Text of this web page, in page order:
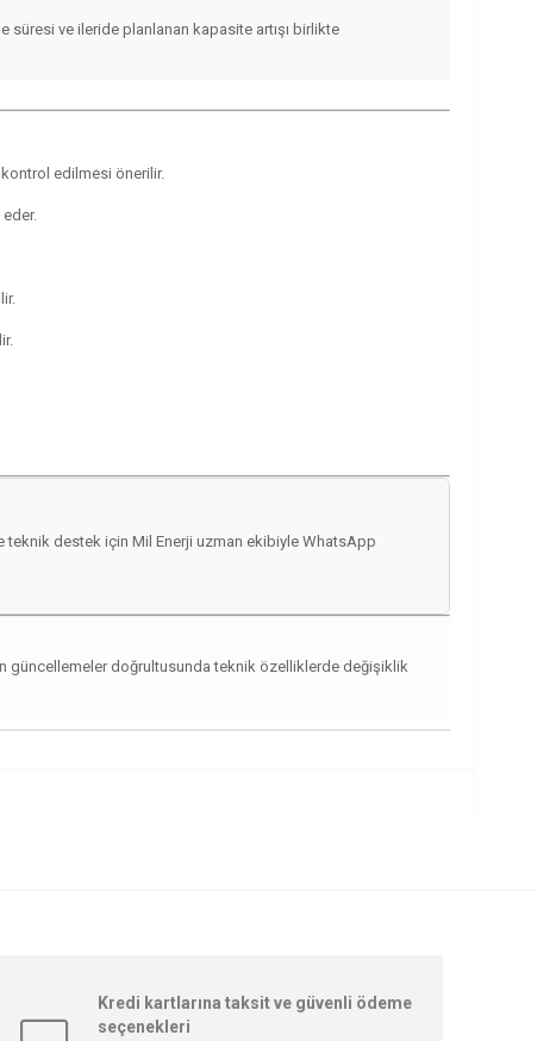
ve ileride planlanan kapasite artışı birlikte
edilmesi önerilir.
eder.
teknik destek için Mil Enerji uzman ekibiyle WhatsApp
güncellemeler doğrultusunda teknik özelliklerde değişiklik
Kredi kartlarına taksit ve güvenli ödeme
seçenekleri